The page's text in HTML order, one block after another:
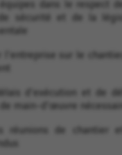
dans le respect
sécurité et de la
l'entreprise sur le
d'exécution et de
main-d'œuvre
réunions de chantier